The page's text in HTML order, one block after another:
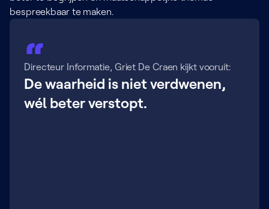
bespreekbaar te maken.
Directeur Informatie, Griet De Craen kijkt vooruit:
De waarheid is niet verdwenen,
wél beter verstopt.